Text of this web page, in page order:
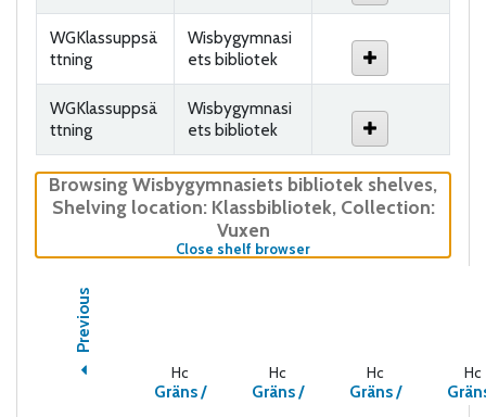
WGKlassuppsä
ttning
Wisbygymnasi
ets bibliotek
WGKlassuppsä
ttning
Wisbygymnasi
ets bibliotek
Browsing Wisbygymnasiets bibliotek shelves,
Shelving location:Klassbibliotek, Collection:
Vuxen
Close shelf browser(Hides shelf browser)
Previous
Hc
Gräns /
Hc
Gräns /
Hc
Gräns /
Hc